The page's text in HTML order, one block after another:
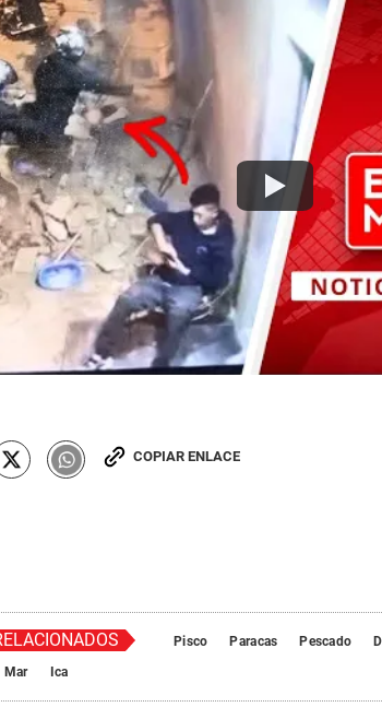
COPIAR ENLACE
Pisco Paracas Pescado
Mar Ica